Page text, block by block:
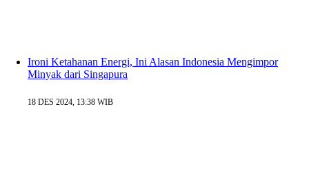
Ironi Ketahanan Energi, Ini Alasan Indonesia Mengimpor
Minyak dari Singapura
18 DES 2024, 13:38 WIB